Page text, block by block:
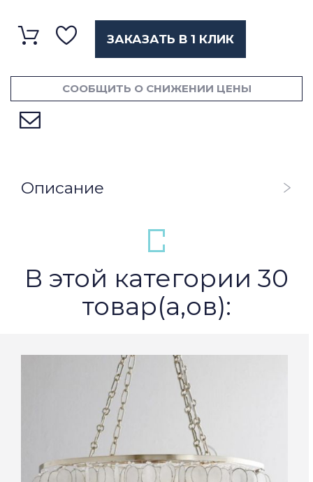
ЗАКАЗАТЬ В 1 КЛИК
СООБЩИТЬ О СНИЖЕНИИ ЦЕНЫ
Описание
В этой категории 30
товар(а,ов):